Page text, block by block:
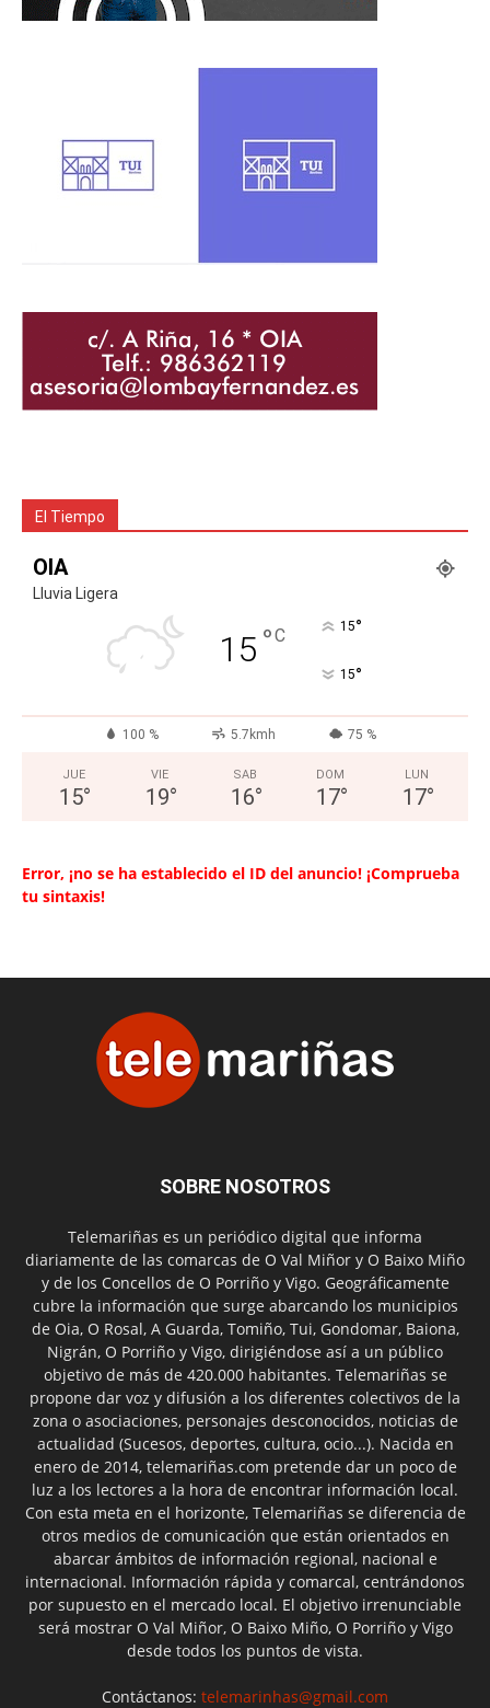
El Tiempo
OIA
Lluvia Ligera
15 °C 15°
15°
100 % 5.7kmh 75 %
JUE
15°
VIE
19°
SAB
16°
DOM
17°
LUN
17°
Error, ¡no se ha establecido el ID del anuncio! ¡Comprueba
tu sintaxis!
SOBRE NOSOTROS
Telemariñas es un periódico digital que informa
diariamente de las comarcas de O Val Miñor y O Baixo Miño
y de los Concellos de O Porriño y Vigo. Geográficamente
cubre la información que surge abarcando los municipios
de Oia, O Rosal, A Guarda, Tomiño, Tui, Gondomar, Baiona,
Nigrán, O Porriño y Vigo, dirigiéndose así a un público
objetivo de más de 420.000 habitantes. Telemariñas se
propone dar voz y difusión a los diferentes colectivos de la
zona o asociaciones, personajes desconocidos, noticias de
actualidad (Sucesos, deportes, cultura, ocio...). Nacida en
enero de 2014, telemariñas.com pretende dar un poco de
luz a los lectores a la hora de encontrar información local.
Con esta meta en el horizonte, Telemariñas se diferencia de
otros medios de comunicación que están orientados en
abarcar ámbitos de información regional, nacional e
internacional. Información rápida y comarcal, centrándonos
por supuesto en el mercado local. El objetivo irrenunciable
será mostrar O Val Miñor, O Baixo Miño, O Porriño y Vigo
desde todos los puntos de vista.
Contáctanos: telemarinhas@gmail.com